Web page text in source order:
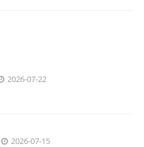
2026-07-22
2026-07-15